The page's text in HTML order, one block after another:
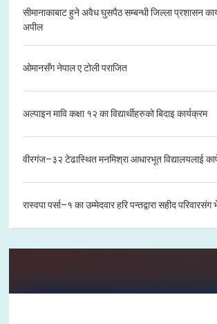
सीमानाकाबाट हुने अवैध घुसपैठ सम्बन्धी जिल्ला प्रशासन
अपील
ओमानसँग नेपाल ए टोली पराजित
अल्पाइन मावि कक्षा १२ का विद्यार्थीहरुको बिदाइ कार्यक्रम
वीरगंज–३२ टेढास्थित मनमिश्रा आधारभूत विद्यालयलाई
रास्वपा पर्सा–१ का उम्मेदवार हरि पन्तद्वारा सहीद